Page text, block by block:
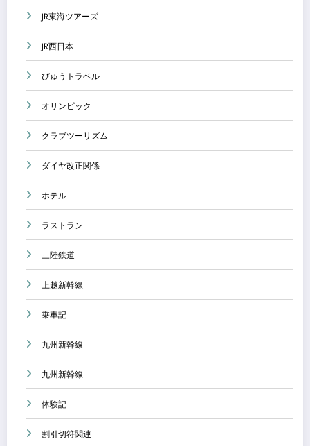
JR東海ツアーズ
JR西日本
びゅうトラベル
オリンピック
クラブツーリズム
ダイヤ改正関係
ホテル
ラストラン
三陸鉄道
上越新幹線
乗車記
九州新幹線
九州新幹線
体験記
割引切符関連